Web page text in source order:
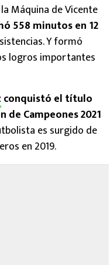
Máquina de Vicente
558 minutos en 12
Y formó
logros importantes
conquistó el título
de Campeones 2021
es surgido de
en 2019.